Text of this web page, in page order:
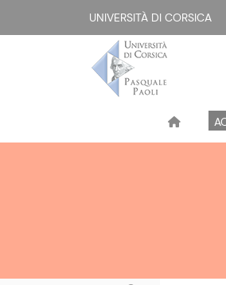
UNIVERSITÀ DI CORSICA